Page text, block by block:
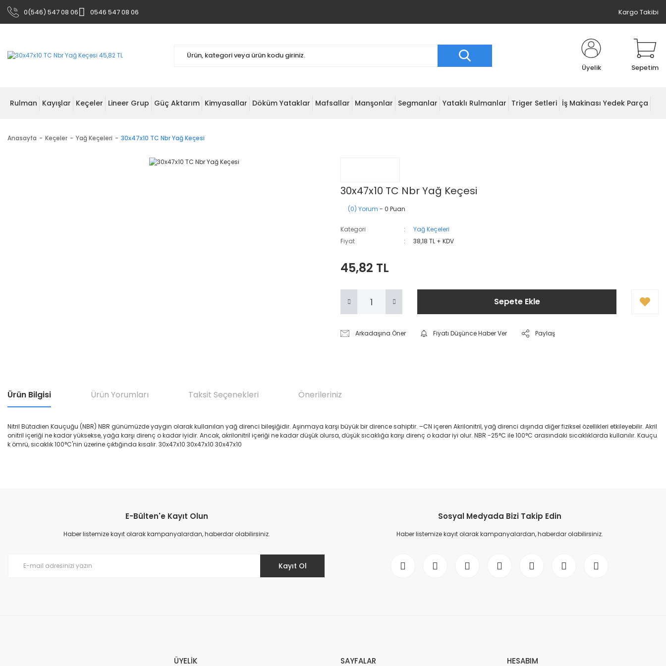
0(546) 547 08 06 0546 547 08 06 Kargo Takibi
Üyelik Sepetim
Rulman Kayışlar Keçeler Lineer Grup Güç Aktarım Kimyasallar Döküm Yataklar Mafsallar Manşonlar Segmanlar Yataklı Rulmanlar Triger Setleri İş Makinası Yedek Parça
Anasayfa Keçeler Yağ Keçeleri 30x47x10 TC Nbr Yağ Keçesi
30x47x10 TC Nbr Yağ Keçesi
(0) Yorum - 0 Puan
Kategori
Yağ Keçeleri
Fiyat
38,18 TL + KDV
45,82 TL
Sepete Ekle
Arkadaşına Öner Fiyatı Düşünce Haber Ver Paylaş
Ürün Bilgisi Ürün Yorumları Taksit Seçenekleri Önerileriniz
Nitril Bütadien Kauçuğu (NBR) NBR günümüzde yaygın olarak kullanılan yağ direnci bileşiğidir. Aşınmaya karşı büyük bir dirence sahiptir. –CN içeren Akrilonitril, yağ direnci dışında diğer fiziksel özellikleri etkileyebilir. Akril
onitril içeriği ne kadar yüksekse, yağa karşı direnç o kadar iyidir. Ancak, akrilonitril içeriği ne kadar düşük olursa, düşük sıcaklığa karşı direnç o kadar iyi olur. NBR -25°C ile 100°C arasındaki sıcaklıklarda kullanılır. Kauçu
k ömrü, sıcaklık 100°C'nin üzerine çıktığında kısalır. 30x47x10 30x47x10 30x47x10
Ürün resmi kalitesiz, bozuk veya görüntülenemiyor.
Ürün açıklamasında eksik bilgiler bulunuyor.
E-Bülten'e Kayıt Olun
Haber listemize kayıt olarak kampanyalardan, haberdar olabilirsiniz.
Kayıt Ol
Sosyal Medyada Bizi Takip Edin
Haber listemize kayıt olarak kampanyalardan, haberdar olabilirsiniz.
ÜYELİK SAYFALAR HESABIM